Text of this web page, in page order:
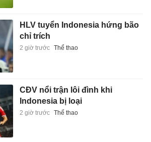
HLV tuyển Indonesia hứng bão
chỉ trích
2 giờ trước Thể thao
CĐV nổi trận lôi đình khi
Indonesia bị loại
2 giờ trước Thể thao